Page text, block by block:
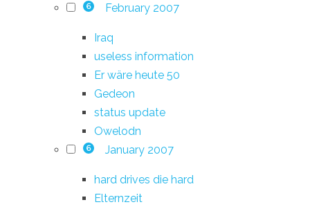
6 February 2007
Iraq
useless information
Er wäre heute 50
Gedeon
status update
Owelodn
6 January 2007
hard drives die hard
Elternzeit